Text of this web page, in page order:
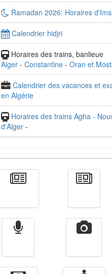
Ramadan 2026: Horaires
Calendrier hidjri
Horaires des trains, banlieue
Alger - Constantine - Oran et
Calendrier des vacances et
en Algérie
Horaires des trains Agha -
d'Alger -